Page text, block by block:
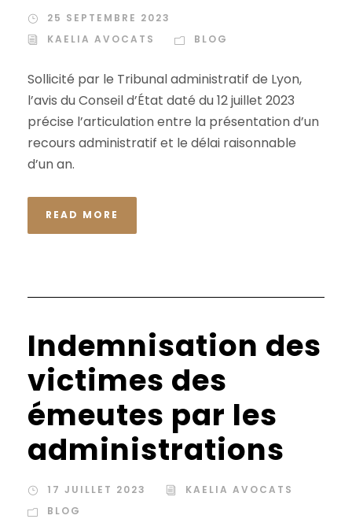
25 SEPTEMBRE 2023
KAELIA AVOCATS
BLOG
Sollicité par le Tribunal administratif de Lyon,
l’avis du Conseil d’État daté du 12 juillet 2023
précise l’articulation entre la présentation d’un
recours administratif et le délai raisonnable
d’un an.
READ MORE
Indemnisation des
victimes des
émeutes par les
administrations
17 JUILLET 2023
KAELIA AVOCATS
BLOG